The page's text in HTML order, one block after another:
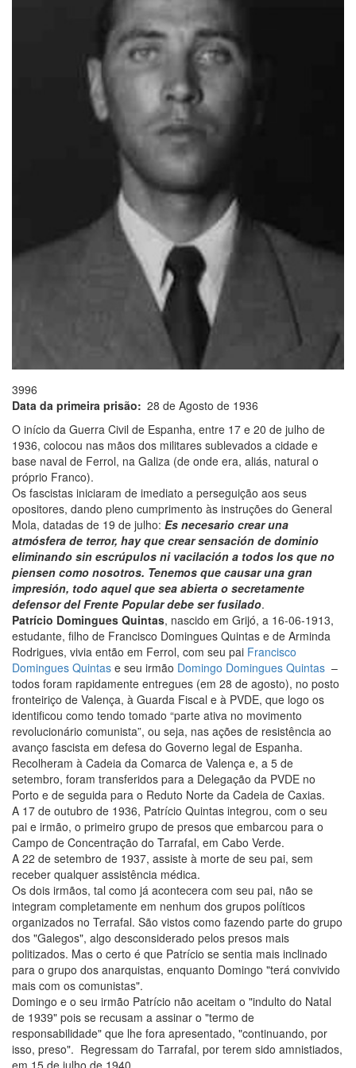
3996
Data da primeira prisão
28 de Agosto de 1936
O início da Guerra Civil de Espanha, entre 17 e 20 de julho de
1936, colocou nas mãos dos militares sublevados a cidade e
base naval de Ferrol, na Galiza (de onde era, aliás, natural o
próprio Franco).
Os fascistas iniciaram de imediato a perseguição aos seus
opositores, dando pleno cumprimento às instruções do General
Mola, datadas de 19 de julho: Es necesario crear una
atmósfera de terror, hay que crear sensación de dominio
eliminando sin escrúpulos ni vacilación a todos los que no
piensen como nosotros. Tenemos que causar una gran
impresión, todo aquel que sea abierta o secretamente
defensor del Frente Popular debe ser fusilado.
Patrício Domingues Quintas, nascido em Grijó, a 16-06-1913,
estudante, filho de Francisco Domingues Quintas e de Arminda
Rodrigues, vivia então em Ferrol, com seu pai Francisco
Domingues Quintas e seu irmão Domingo Domingues Quintas –
todos foram rapidamente entregues (em 28 de agosto), no posto
fronteiriço de Valença, à Guarda Fiscal e à PVDE, que logo os
identificou como tendo tomado “parte ativa no movimento
revolucionário comunista”, ou seja, nas ações de resistência ao
avanço fascista em defesa do Governo legal de Espanha.
Recolheram à Cadeia da Comarca de Valença e, a 5 de
setembro, foram transferidos para a Delegação da PVDE no
Porto e de seguida para o Reduto Norte da Cadeia de Caxias.
A 17 de outubro de 1936, Patrício Quintas integrou, com o seu
pai e irmão, o primeiro grupo de presos que embarcou para o
Campo de Concentração do Tarrafal, em Cabo Verde.
A 22 de setembro de 1937, assiste à morte de seu pai, sem
receber qualquer assistência médica.
Os dois irmãos, tal como já acontecera com seu pai, não se
integram completamente em nenhum dos grupos políticos
organizados no Terrafal. São vistos como fazendo parte do grupo
dos "Galegos", algo desconsiderado pelos presos mais
politizados. Mas o certo é que Patrício se sentia mais inclinado
para o grupo dos anarquistas, enquanto Domingo "terá convivido
mais com os comunistas".
Domingo e o seu irmão Patrício não aceitam o "indulto do Natal
de 1939" pois se recusam a assinar o "termo de
responsabilidade" que lhe fora apresentado, "continuando, por
isso, preso". Regressam do Tarrafal, por terem sido amnistiados,
em 15 de julho de 1940.